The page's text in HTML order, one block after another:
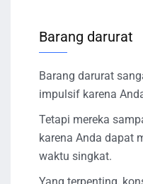
Barang darurat
Barang darurat
impulsif karena
Tetapi mereka
karena Anda dapat
waktu singkat.